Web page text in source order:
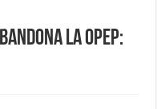
la OPEP: